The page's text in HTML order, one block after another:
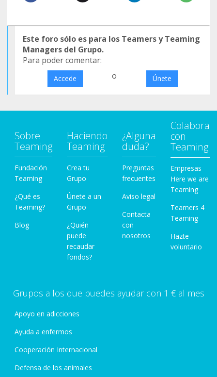
Este foro sólo es para los Teamers y Teaming
Managers del Grupo.
Para poder comentar:
Accede o Únete
Sobre
Teaming
Fundación
Teaming
¿Qué es
Teaming?
Blog
Haciendo
Teaming
Crea tu
Grupo
Únete a un
Grupo
¿Quién
puede
recaudar
fondos?
¿Alguna
duda?
Preguntas
frecuentes
Aviso legal
Contacta
con
nosotros
Colabora
con
Teaming
Empresas
Here we are
Teaming
Teamers 4
Teaming
Hazte
voluntario
Grupos a los que puedes ayudar con 1 € al mes
Apoyo en adicciones
Ayuda a enfermos
Cooperación Internacional
Defensa de los animales